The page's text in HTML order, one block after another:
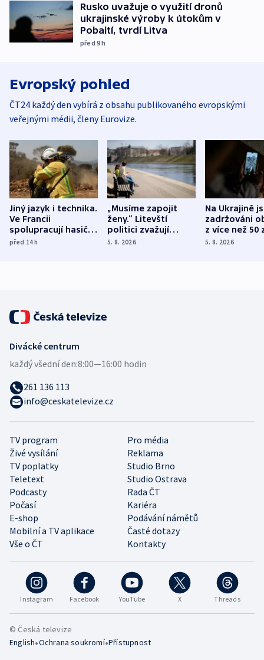
Rusko uvažuje o využití dronů
ukrajinské výroby k útokům v
Pobaltí, tvrdí Litva
před 9h
Evropský pohled
ČT24 každý den vybírá z obsahu publikovaného evropskými
veřejnými médii, členy Eurovize.
Jiný jazyk i technika.
Ve Francii
spolupracují hasiči z
různých zemí
před 14h
„Musíme zapojit
ženy.“ Litevští
politici zvažují
dohodu o
5. 8. 2026
Na Ukrajině
zadržováni
z více než 50
Bojovali na
5. 8. 2026
Instagram Facebook YouTube X Threads
TV program
Pro média
Živé vysílání
Reklama
TV poplatky
Studio Brno
Teletext
Studio Ostrava
Podcasty
Rada ČT
Počasí
Kariéra
E-shop
Podávání námětů
Mobilní a TV aplikace
Časté dotazy
Vše o ČT
Kontakty
Divácké centrum
každý všední den:8:00—16:00 hodin
261 136 113
info@ceskatelevize.cz
© Česká televize
English•Ochrana soukromí•Přístupnost